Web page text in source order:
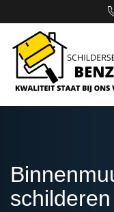
schilderen